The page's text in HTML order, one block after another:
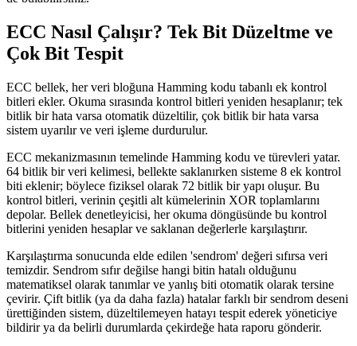
ECC Nasıl Çalışır? Tek Bit Düzeltme ve
Çok Bit Tespit
ECC bellek, her veri bloğuna Hamming kodu tabanlı ek kontrol
bitleri ekler. Okuma sırasında kontrol bitleri yeniden hesaplanır; tek
bitlik bir hata varsa otomatik düzeltilir, çok bitlik bir hata varsa
sistem uyarılır ve veri işleme durdurulur.
ECC mekanizmasının temelinde Hamming kodu ve türevleri yatar.
64 bitlik bir veri kelimesi, bellekte saklanırken sisteme 8 ek kontrol
biti eklenir; böylece fiziksel olarak 72 bitlik bir yapı oluşur. Bu
kontrol bitleri, verinin çeşitli alt kümelerinin XOR toplamlarını
depolar. Bellek denetleyicisi, her okuma döngüsünde bu kontrol
bitlerini yeniden hesaplar ve saklanan değerlerle karşılaştırır.
Karşılaştırma sonucunda elde edilen 'sendrom' değeri sıfırsa veri
temizdir. Sendrom sıfır değilse hangi bitin hatalı olduğunu
matematiksel olarak tanımlar ve yanlış biti otomatik olarak tersine
çevirir. Çift bitlik (ya da daha fazla) hatalar farklı bir sendrom deseni
ürettiğinden sistem, düzeltilemeyen hatayı tespit ederek yöneticiye
bildirir ya da belirli durumlarda çekirdeğe hata raporu gönderir.